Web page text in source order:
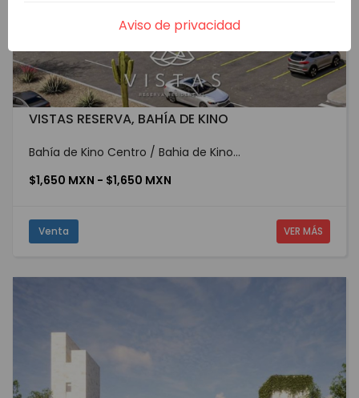
VISTAS RESERVA, BAHÍA DE KINO
Bahía de Kino Centro / Bahia de Kino...
$1,650 MXN - $1,650 MXN
Venta VER MÁS
Aviso de privacidad